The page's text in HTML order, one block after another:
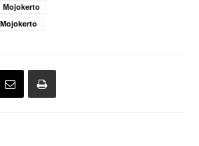
Mojokerto